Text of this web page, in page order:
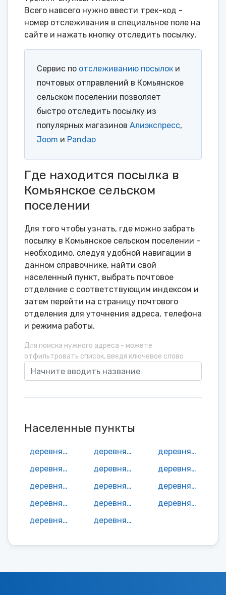
Всего навсего нужно ввести трек-код -
номер отслеживания в специальное поле на
сайте и нажать кнопку отследить посылку.
Сервис по отслеживанию посылок и
почтовых отправлений в Комьянское
сельском поселении позволяет
быстро отследить посылку из
популярных магазинов Алиэкспресс,
Joom и Pandao
Где находится посылка в
Комьянское сельском
поселении
Для того чтобы узнать, где можно забрать
посылку в Комьянское сельском поселении -
необходимо, следуя удобной навигации в
данном справочнике, найти свой
населенный пункт, выбрать почтовое
отделение с соответствующим индексом и
затем перейти на страницу почтового
отделения для уточнения адреса, телефона
и режима работы.
Для поиска нужного адреса - можете
отфильтровать список, введя ключевое слово
Населенные пункты
деревня Андрейково деревня Боброво
деревня Брагино
деревня Звягино
деревня Огарково
деревня Орлово
деревня Подсосенье
деревня Поповка1
деревня Поповка2
деревня Прокунино
деревня Семенково
деревня Тимонино
деревня Щекутьево
деревня Щекутьево